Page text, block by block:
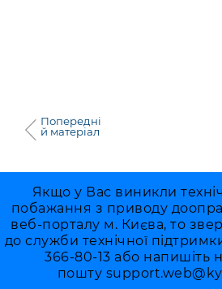
Попередні
й матеріал
Якщо у Вас виникли
побажання з приводу
веб-порталу м. Києва, то
до служби технічної
366-80-13 або напишіть
пошту